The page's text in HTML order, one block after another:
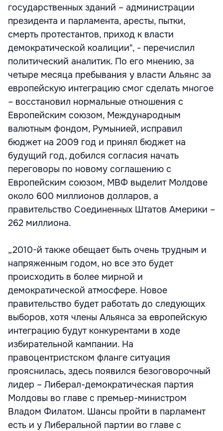
государственных зданий – администрации
президента и парламента, аресты, пытки,
смерть протестантов, приход к власти
демократической коалиции", - перечислил
политический аналитик. По его мнению, за
четыре месяца пребывания у власти Альянс за
европейскую интеграцию смог сделать многое
– восстановил нормальные отношения с
Европейским союзом, Международным
валютным фондом, Румынией, исправил
бюджет на 2009 год и принял бюджет на
будущий год, добился согласия начать
переговоры по новому соглашению с
Европейским союзом, МВФ выделит Молдове
около 600 миллионов долларов, а
правительство Соединенных Штатов Америки –
262 миллиона.
„2010-й также обещает быть очень трудным и
напряженным годом, но все это будет
происходить в более мирной и
демократической атмосфере. Новое
правительство будет работать до следующих
выборов, хотя члены Альянса за европейскую
интеграцию будут конкурентами в ходе
избирательной кампании. На
правоцентристском фланге ситуация
прояснилась, здесь появился безоговорочный
лидер – Либерал-демократическая партия
Молдовы во главе с премьер-министром
Владом Филатом. Шансы пройти в парламент
есть и у Либеральной партии во главе с